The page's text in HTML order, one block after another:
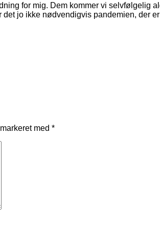
for mig. Dem kommer vi
jo ikke nødvendigvis pandemien, der
med *